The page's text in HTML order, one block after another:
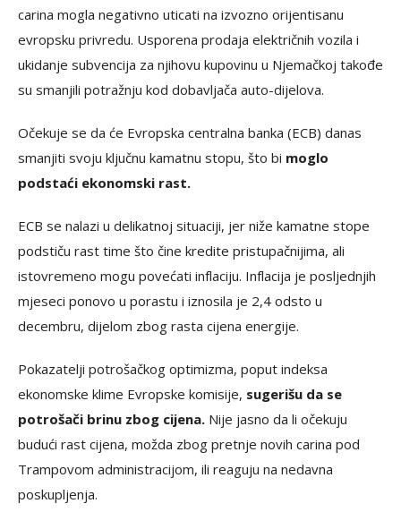
carina mogla negativno uticati na izvozno orijentisanu
evropsku privredu. Usporena prodaja električnih vozila i
ukidanje subvencija za njihovu kupovinu u Njemačkoj takođe
su smanjili potražnju kod dobavljača auto-dijelova.
Očekuje se da će Evropska centralna banka (ECB) danas
smanjiti svoju ključnu kamatnu stopu, što bi moglo
podstaći ekonomski rast.
ECB se nalazi u delikatnoj situaciji, jer niže kamatne stope
podstiču rast time što čine kredite pristupačnijima, ali
istovremeno mogu povećati inflaciju. Inflacija je posljednjih
mjeseci ponovo u porastu i iznosila je 2,4 odsto u
decembru, dijelom zbog rasta cijena energije.
Pokazatelji potrošačkog optimizma, poput indeksa
ekonomske klime Evropske komisije, sugerišu da se
potrošači brinu zbog cijena. Nije jasno da li očekuju
budući rast cijena, možda zbog pretnje novih carina pod
Trampovom administracijom, ili reaguju na nedavna
poskupljenja.